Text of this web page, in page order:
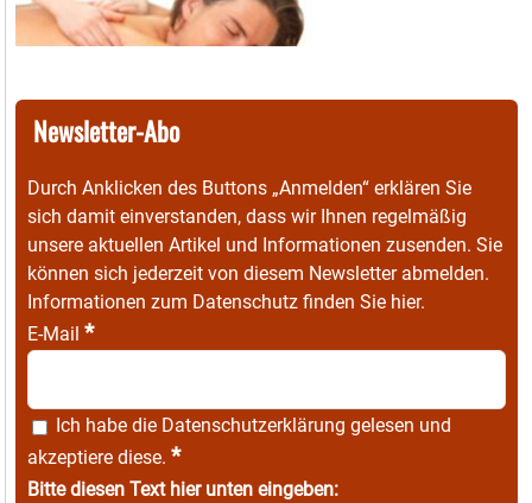
Newsletter-Abo
Durch Anklicken des Buttons „Anmelden“ erklären Sie
sich damit einverstanden, dass wir Ihnen regelmäßig
unsere aktuellen Artikel und Informationen zusenden. Sie
können sich jederzeit von diesem Newsletter abmelden.
Informationen zum Datenschutz finden Sie hier.
E-Mail *
Ich habe die Datenschutzerklärung gelesen und
akzeptiere diese. *
Bitte diesen Text hier unten eingeben: